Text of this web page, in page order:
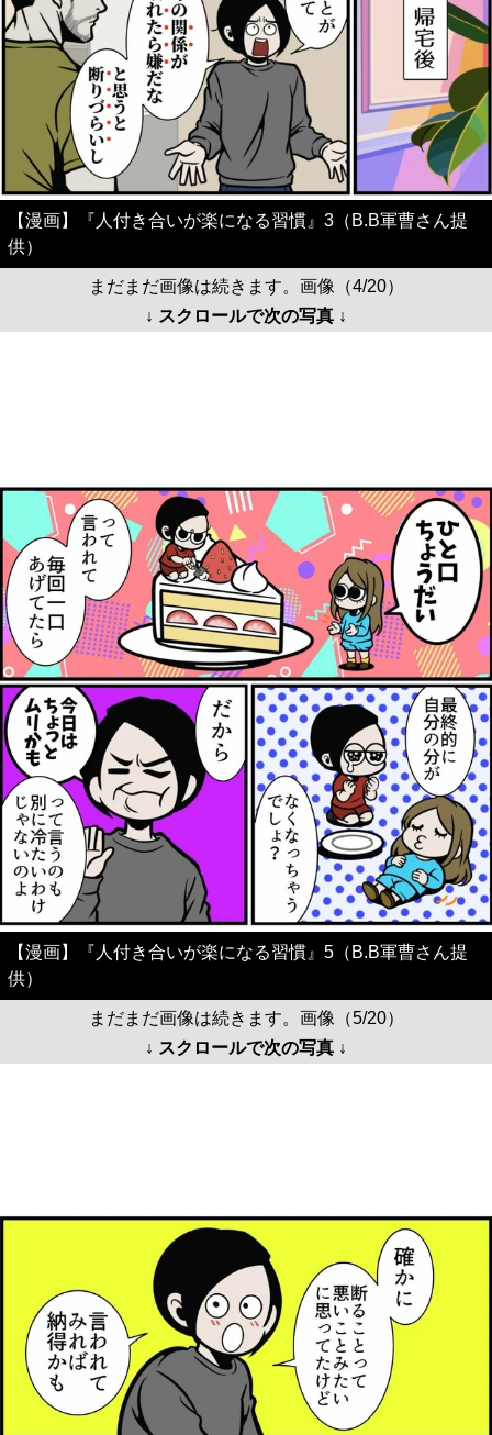
【漫画】『人付き合いが楽になる習慣』3（B.B軍曹さん提
供）
まだまだ画像は続きます。画像（4/20）
↓ スクロールで次の写真 ↓
【漫画】『人付き合いが楽になる習慣』5（B.B軍曹さん提
供）
まだまだ画像は続きます。画像（5/20）
↓ スクロールで次の写真 ↓